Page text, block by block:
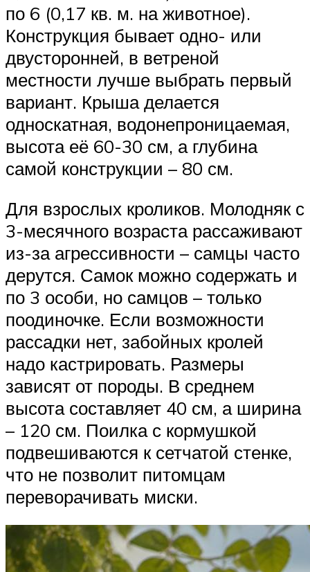
по 6 (0,17 кв. м. на животное).
Конструкция бывает одно- или
двусторонней, в ветреной
местности лучше выбрать первый
вариант. Крыша делается
односкатная, водонепроницаемая,
высота её 60-30 см, а глубина
самой конструкции – 80 см.
Для взрослых кроликов. Молодняк с
3-месячного возраста рассаживают
из-за агрессивности – самцы часто
дерутся. Самок можно содержать и
по 3 особи, но самцов – только
поодиночке. Если возможности
рассадки нет, забойных кролей
надо кастрировать. Размеры
зависят от породы. В среднем
высота составляет 40 см, а ширина
– 120 см. Поилка с кормушкой
подвешиваются к сетчатой стенке,
что не позволит питомцам
переворачивать миски.